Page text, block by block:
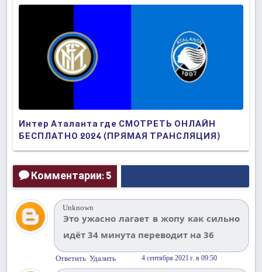
Интер Аталанта где СМОТРЕТЬ ОНЛАЙН
БЕСПЛАТНО 2024 (ПРЯМАЯ ТРАНСЛЯЦИЯ)
Комментарии: 5
Unknown
4 сентября 2021 г. в 09:50
Это ужасно лагает в жопу как сильно
идёт 34 минута переводит на 36
Ответить Удалить